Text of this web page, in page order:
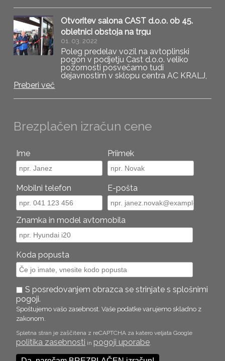
Otvoritev salona CAST d.o.o. ob 45.
obletnici obstoja na trgu
01. 03. 2022
Poleg predelav vozil na avtoplinski
pogon v podjetju Cast d.o.o. veliko
pozornosti posvečamo tudi
dejavnostim v sklopu centra AC KRALJ,
Preberi več
Brezplačen izračun cene
Ime Priimek
Mobilni telefon E-pošta
Znamka in model avtomobila
Koda popusta
S posredovanjem obrazca se strinjate s splošnimi
pogoji.
Spoštujemo vašo zasebnost. Vaše podatke varujemo skladno z
zakonom.
Spletna stran je zaščitena z reCAPTCHA za katero veljata Google
politika zasebnosti in pogoji uporabe.